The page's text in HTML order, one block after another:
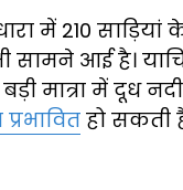
में 210 साड़ियां
सामने आई है।
मात्रा में दूध
हो सकती